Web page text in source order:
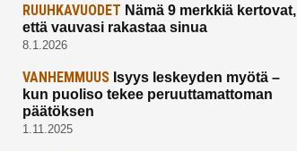
RUUHKAVUODET Nämä 9 merkkiä kertovat,
että vauvasi rakastaa sinua
8.1.2026
VANHEMMUUS Isyys leskeyden myötä –
kun puoliso tekee peruuttamattoman
päätöksen
1.11.2025